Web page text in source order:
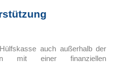
auch außerhalb der
mit einer finanziellen